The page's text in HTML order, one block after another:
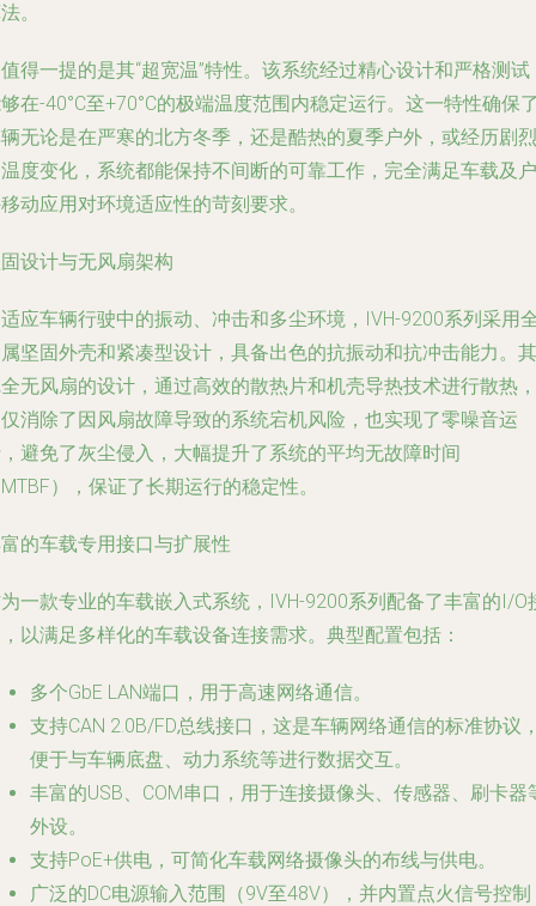
。
得一提的是其“超宽温”特性。该系统经过精心设计和严格测试
在-40°C至+70°C的极端温度范围内稳定运行。这一特性确保
无论是在严寒的北方冬季，还是酷热的夏季户外，或经历剧烈
度变化，系统都能保持不间断的可靠工作，完全满足车载及户
动应用对环境适应性的苛刻要求。
设计与无风扇架构
应车辆行驶中的振动、冲击和多尘环境，IVH-9200系列采用
坚固外壳和紧凑型设计，具备出色的抗振动和抗冲击能力。其
无风扇的设计，通过高效的散热片和机壳导热技术进行散热，
消除了因风扇故障导致的系统宕机风险，也实现了零噪音运
避免了灰尘侵入，大幅提升了系统的平均无故障时间
），保证了长期运行的稳定性。
的车载专用接口与扩展性
一款专业的车载嵌入式系统，IVH-9200系列配备了丰富的I/O
以满足多样化的车载设备连接需求。典型配置包括：
多个GbE LAN端口，用于高速网络通信。
支持CAN 2.0B/FD总线接口，这是车辆网络通信的标准协议
便于与车辆底盘、动力系统等进行数据交互。
丰富的USB、COM串口，用于连接摄像头、传感器、刷卡器
外设。
支持PoE+供电，可简化车载网络摄像头的布线与供电。
广泛的DC电源输入范围（9V至48V），并内置点火信号控制